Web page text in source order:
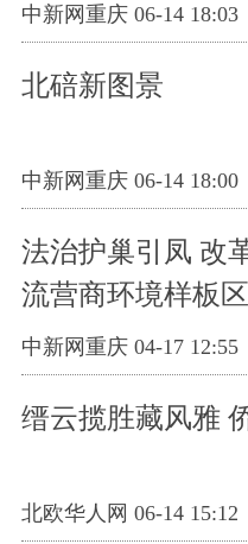
中新网重庆 06-14 18:03
北碚新图景
中新网重庆 06-14 18:00
法治护巢引凤 改
流营商环境样板区
中新网重庆 04-17 12:55
缙云揽胜藏风雅
北欧华人网 06-14 15:12